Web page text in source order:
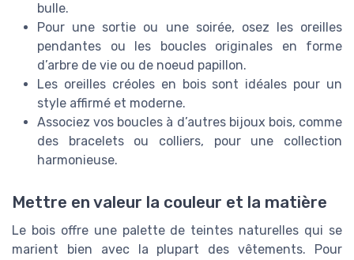
bulle.
Pour une sortie ou une soirée, osez les oreilles
pendantes ou les boucles originales en forme
d’arbre de vie ou de noeud papillon.
Les oreilles créoles en bois sont idéales pour un
style affirmé et moderne.
Associez vos boucles à d’autres bijoux bois, comme
des bracelets ou colliers, pour une collection
harmonieuse.
Mettre en valeur la couleur et la matière
Le bois offre une palette de teintes naturelles qui se
marient bien avec la plupart des vêtements. Pour